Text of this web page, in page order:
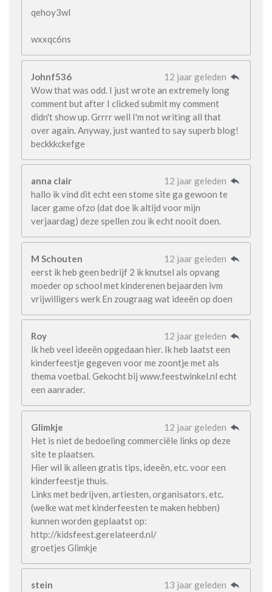
qehoy3wl
wxxqc6ns
Johnf536
12 jaar geleden
Wow that was odd. I just wrote an extremely long
comment but after I clicked submit my comment
didn't show up. Grrrr well I'm not writing all that
over again. Anyway, just wanted to say superb blog!
beckkkckefge
anna clair
12 jaar geleden
hallo ik vind dit echt een stome site ga gewoon te
lacer game ofzo (dat doe ik altijd voor mijn
verjaardag) deze spellen zou ik echt nooit doen.
M Schouten
12 jaar geleden
eerst ik heb geen bedrijf 2 ik knutsel als opvang
moeder op school met kinderenen bejaarden ivm
vrijwilligers werk En zougraag wat ideeën op doen
Roy
12 jaar geleden
Ik heb veel ideeën opgedaan hier. Ik heb laatst een
kinderfeestje gegeven voor me zoontje met als
thema voetbal. Gekocht bij www.feestwinkel.nl echt
een aanrader.
Glimkje
12 jaar geleden
Het is niet de bedoeling commerciële links op deze
site te plaatsen.
Hier wil ik alleen gratis tips, ideeën, etc. voor een
kinderfeestje thuis.
Links met bedrijven, artiesten, organisators, etc.
(welke wat met kinderfeesten te maken hebben)
kunnen worden geplaatst op:
http://kidsfeest.gerelateerd.nl/
groetjes Glimkje
stein
13 jaar geleden